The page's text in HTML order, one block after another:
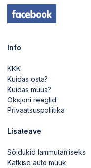
Info
KKK
Kuidas osta?
Kuidas müüa?
Oksjoni reeglid
Privaatsuspoliitika
Lisateave
Sõidukid lammutamiseks
Katkise auto müük